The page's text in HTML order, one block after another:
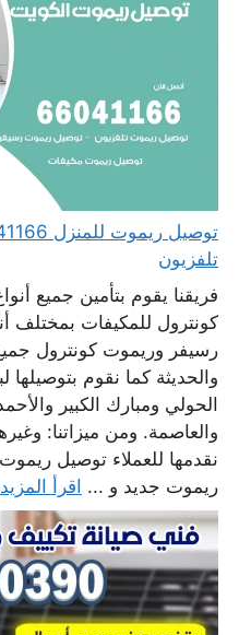
تلفزيون
فريقنا يقوم بتأمين جميع
كونترول للمكيفات بمختلف
رسيفر وريموت كونترول جميع
والحديثة كما نقوم
الحولي ومبارك الكبير
والعاصمة. ومن ميزاتنا:
نقدمها للعملاء توصيل
ريموت جديد و ... اقرأ المزيد